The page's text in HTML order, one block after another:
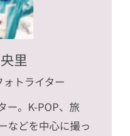
里
ォトライター
ー。K-POP、旅
などを中心に撮っ